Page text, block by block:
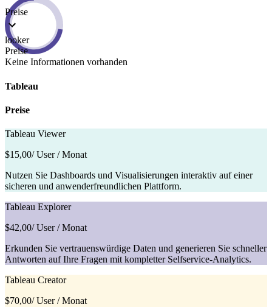
Preise
looker
Preise
Keine Informationen vorhanden
Tableau
Preise
Tableau Viewer
$15,00/ User / Monat
Nutzen Sie Dashboards und Visualisierungen interaktiv auf einer
sicheren und anwenderfreundlichen Plattform.
Tableau Explorer
$42,00/ User / Monat
Erkunden Sie vertrauenswürdige Daten und generieren Sie schneller
Antworten auf Ihre Fragen mit kompletter Selfservice-Analytics.
Tableau Creator
$70,00/ User / Monat